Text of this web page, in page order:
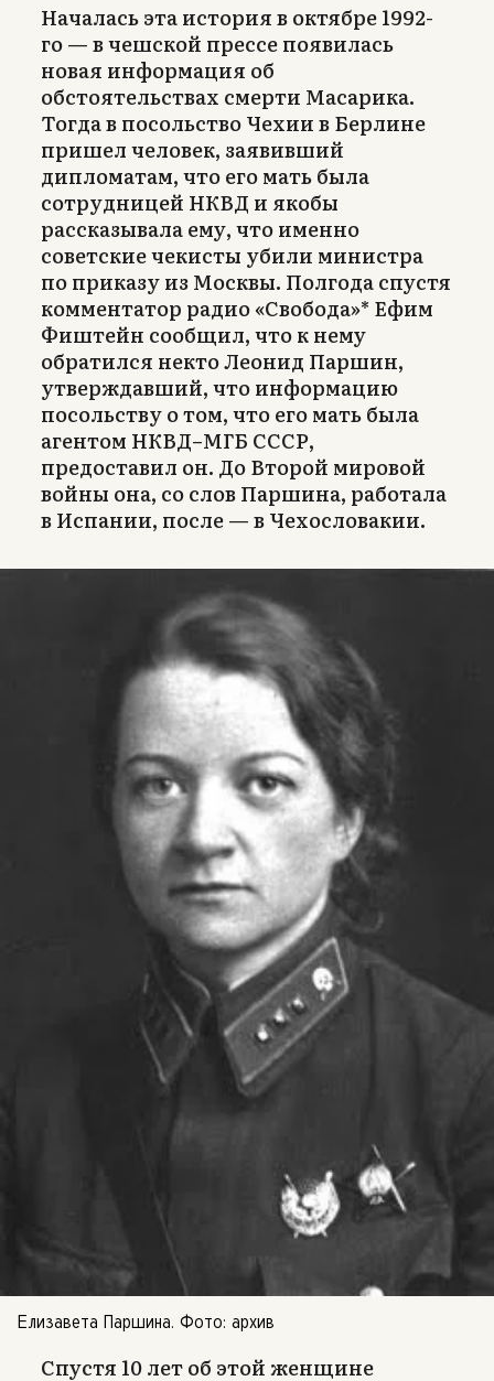
Началась эта история в октябре 1992-
го — в чешской прессе появилась
новая информация об
обстоятельствах смерти Масарика.
Тогда в посольство Чехии в Берлине
пришел человек, заявивший
дипломатам, что его мать была
сотрудницей НКВД и якобы
рассказывала ему, что именно
советские чекисты убили министра
по приказу из Москвы. Полгода спустя
комментатор радио «Свобода»* Ефим
Фиштейн сообщил, что к нему
обратился некто Леонид Паршин,
утверждавший, что информацию
посольству о том, что его мать была
агентом НКВД–МГБ СССР,
предоставил он. До Второй мировой
войны она, со слов Паршина, работала
в Испании, после — в Чехословакии.
Елизавета Паршина. Фото: архив
Спустя 10 лет об этой женщине